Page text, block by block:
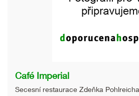
Café Imperial
Secesní restaurace Zdeňka